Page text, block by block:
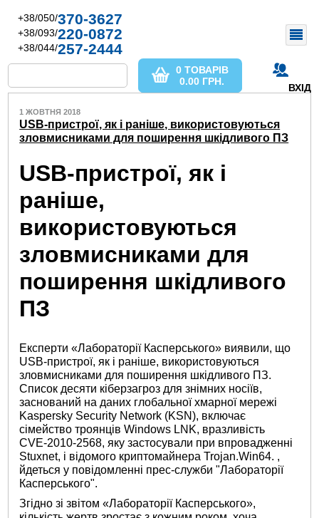
+38/050/370-3627
+38/093/220-0872
+38/044/257-2444
ВХІД
0 ТОВАРІВ
0.00 ГРН.
1 ЖОВТНЯ 2018
USB-пристрої, як і раніше, використовуються
зловмисниками для поширення шкідливого ПЗ
USB-пристрої, як і
раніше,
використовуються
зловмисниками для
поширення шкідливого
ПЗ
Експерти «Лабораторії Касперського» виявили, що
USB-пристрої, як і раніше, використовуються
зловмисниками для поширення шкідливого ПЗ.
Список десяти кіберзагроз для знімних носіїв,
заснований на даних глобальної хмарної мережі
Kaspersky Security Network (KSN), включає
сімейство троянців Windows LNK, вразливість
CVE-2010-2568, яку застосували при впровадженні
Stuxnet, і відомого криптомайнера Trojan.Win64. ,
йдеться у повідомленні прес-служби "Лабораторії
Касперського".
Згідно зі звітом «Лабораторії Касперського»,